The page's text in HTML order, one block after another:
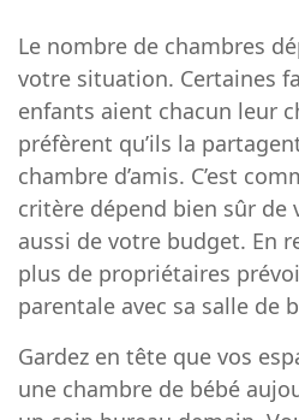
Le nombre de chambres
votre situation. Certaines
enfants aient chacun leur
préfèrent qu’ils la
chambre d’amis. C’est
critère dépend bien sûr de
aussi de votre budget. En
plus de propriétaires
parentale avec sa salle de
Gardez en tête que vos
une chambre de bébé